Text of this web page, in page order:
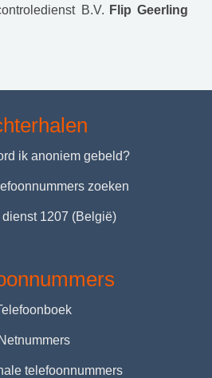
B.V. Flip Geerling
ik anoniem gebeld?
zoeken
dienst 1207 (België)
Telefoonboek
Netnummers
telefoonnummers